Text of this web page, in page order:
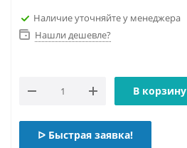
Наличие уточняйте у менеджера
Нашли дешевле?
В корзину
ᐅ Быстрая заявка!